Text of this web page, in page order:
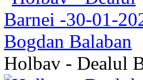
Holbav - Dealul